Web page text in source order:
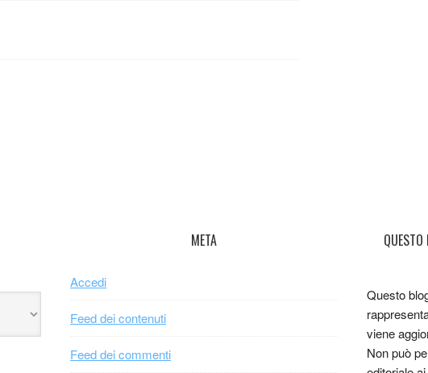
META
Accedi
Feed dei contenuti
Feed dei commenti
Questo
viene
Non può